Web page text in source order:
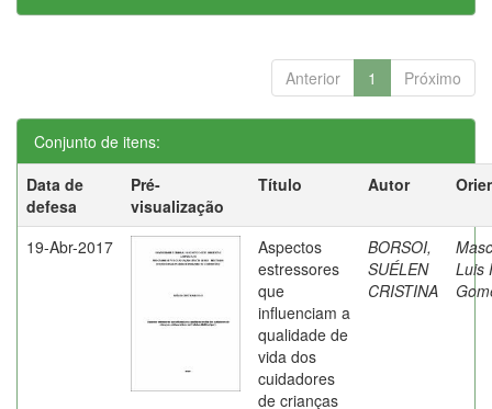
Anterior 1 Próximo
Conjunto de itens:
Data de
defesa
Pré-
visualização
Título Autor
19-Abr-2017
Aspectos
estressores
que
influenciam a
qualidade de
vida dos
cuidadores
de crianças
BORSOI,
SUÉLEN
CRISTINA
Luis